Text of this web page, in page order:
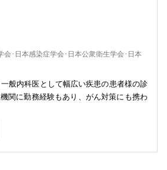
会･日本感染症学会･日本公衆衛生学会･日本
般内科医として幅広い疾患の患者様の診
関に勤務経験もあり、がん対策にも携わ